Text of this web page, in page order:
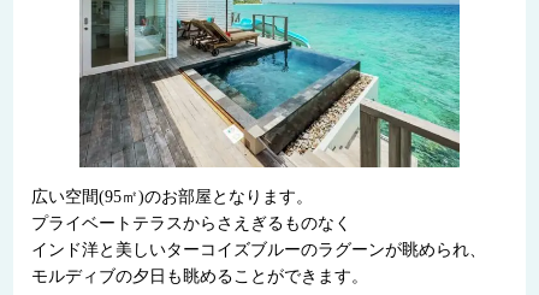
広い空間(95㎡)のお部屋となります。
プライベートテラスからさえぎるものなく
インド洋と美しいターコイズブルーのラグーンが眺められ、
モルディブの夕日も眺めることができます。